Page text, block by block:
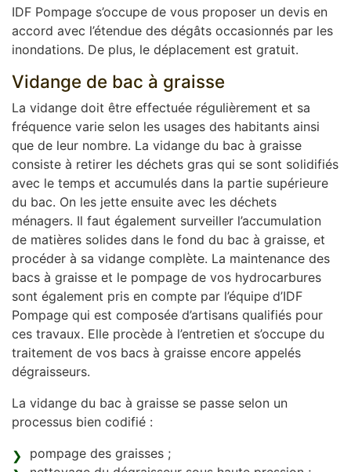
IDF Pompage s’occupe de vous proposer un devis en
accord avec l’étendue des dégâts occasionnés par les
inondations. De plus, le déplacement est gratuit.
Vidange de bac à graisse
La vidange doit être effectuée régulièrement et sa
fréquence varie selon les usages des habitants ainsi
que de leur nombre. La vidange du bac à graisse
consiste à retirer les déchets gras qui se sont solidifiés
avec le temps et accumulés dans la partie supérieure
du bac. On les jette ensuite avec les déchets
ménagers. Il faut également surveiller l’accumulation
de matières solides dans le fond du bac à graisse, et
procéder à sa vidange complète. La maintenance des
bacs à graisse et le pompage de vos hydrocarbures
sont également pris en compte par l’équipe d’IDF
Pompage qui est composée d’artisans qualifiés pour
ces travaux. Elle procède à l’entretien et s’occupe du
traitement de vos bacs à graisse encore appelés
dégraisseurs.
La vidange du bac à graisse se passe selon un
processus bien codifié :
pompage des graisses ;